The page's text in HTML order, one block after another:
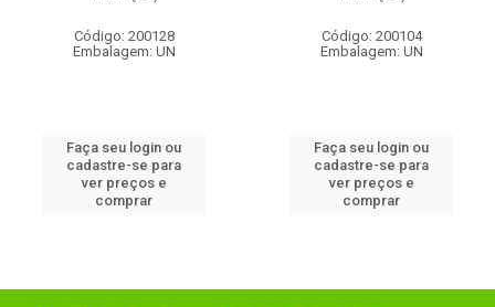
Código: 200128
Embalagem: UN
Faça seu login ou
cadastre-se para
ver preços e
comprar
Código: 200104
Embalagem: UN
Faça seu login ou
cadastre-se para
ver preços e
comprar